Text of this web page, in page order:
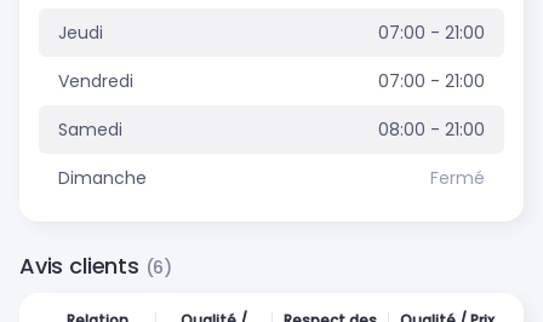
Jeudi
07:00 - 21:00
Vendredi
07:00 - 21:00
Samedi
08:00 - 21:00
Dimanche
Fermé
Avis clients (6)